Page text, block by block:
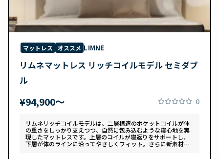
マットレス オススメ LIMNE
リムネマットレス リッチコイルモデル セミダブ
ル
¥94,900〜 0
リムネリッチコイルモデルは、二層構造のポケットコイルが体
の重さをしっかり支えつつ、自然に包み込むような寝心地を実
現したマットレスです。上層のコイルが寝返りをサポートし、
下層が体のラインに沿ってやさしくフィット。さらに新素材